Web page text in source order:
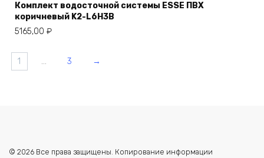
Комплект водосточной системы ESSE ПВХ
коричневый K2-L6H3B
5165,00 ₽
1 … 3 →
© 2026 Все права защищены. Копирование информации